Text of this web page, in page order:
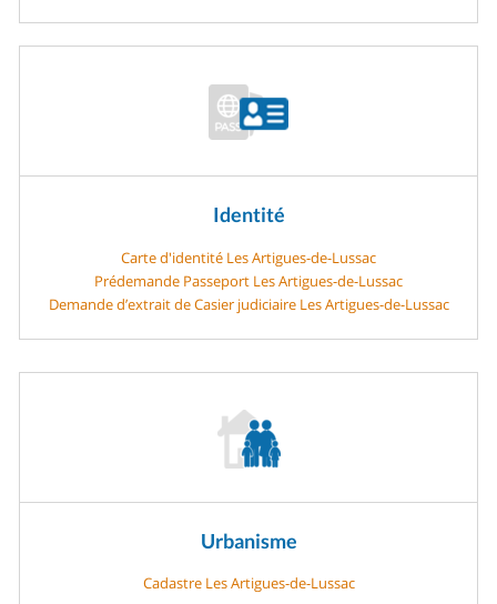
Identité
Carte d'identité Les Artigues-de-Lussac
Prédemande Passeport Les Artigues-de-Lussac
Demande d’extrait de Casier judiciaire Les Artigues-de-Lussac
Urbanisme
Cadastre Les Artigues-de-Lussac